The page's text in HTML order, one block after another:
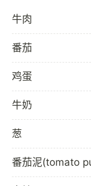
牛肉
番茄
鸡蛋
牛奶
葱
番茄泥(tomato